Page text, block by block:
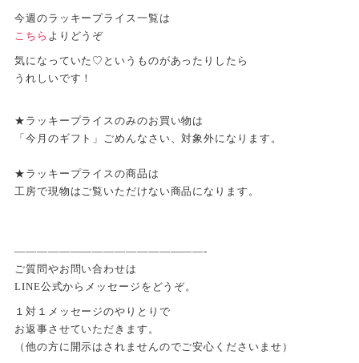
今週のラッキープライス一覧は
こちら よりどうぞ
気になっていた♡というものがあったりしたら
うれしいです！
★ラッキープライスのみのお買い物は
「今月のギフト」ごめんなさい、対象外になります。
★ラッキープライスの商品は
工房で現物はご覧いただけない商品になります。
—————————————————-
ご質問やお問い合わせは
LINE公式からメッセージをどうぞ。
１対１メッセージのやりとりで
お返事させていただきます。
（他の方に開示はされませんのでご安心くださいませ）